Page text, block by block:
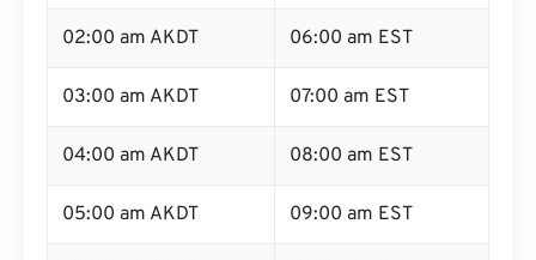
02:00 am AKDT 06:00 am EST
03:00 am AKDT 07:00 am EST
04:00 am AKDT 08:00 am EST
05:00 am AKDT 09:00 am EST